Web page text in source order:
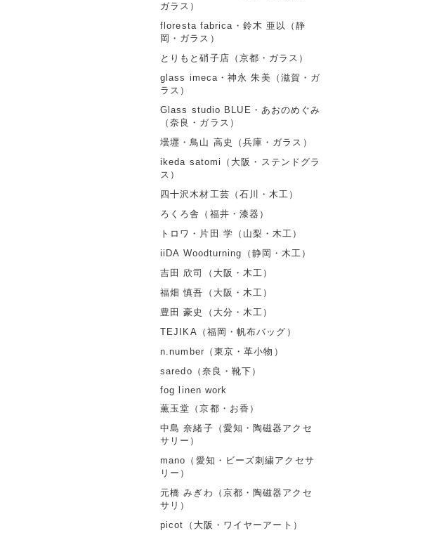
ガラス）
floresta fabrica・鈴木 亜以（静
岡・ガラス）
とりもと硝子店（京都・ガラス）
glass imeca・神永 朱美（滋賀・ガ
ラス）
Glass studio BLUE・あおのめぐみ
（奈良・ガラス）
壜壥・鳥山 高史（兵庫・ガラス）
ikeda satomi（大阪・ステンドグラ
ス）
四十沢木材工芸（石川・木工）
ろくろ舎（福井・漆器）
トロワ・片田 学（山梨・木工）
iiDA Woodturning（静岡・木工）
吉田 欣司（大阪・木工）
福畑 慎吾（大阪・木工）
豊田 豪史（大分・木工）
TEJIKA（福岡・帆布バッグ）
n.number（東京・革小物）
saredo（奈良・靴下）
fog linen work
薫玉堂（京都・お香）
中島 奈緒子（愛知・陶磁器アクセ
サリー）
mano（愛知・ビーズ刺繍アクセサ
リー）
元橋 みぎわ（京都・陶磁器アクセ
サリ）
picot（大阪・ワイヤーアート）